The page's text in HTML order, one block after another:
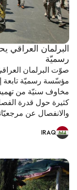
البرلمان
رسميّة
صوّت البرلمان
مؤسّسة رسميّة تابعة
مخاوف سنيّة من
كثيرة حول قدرة
والانفصال عن
IRAQ